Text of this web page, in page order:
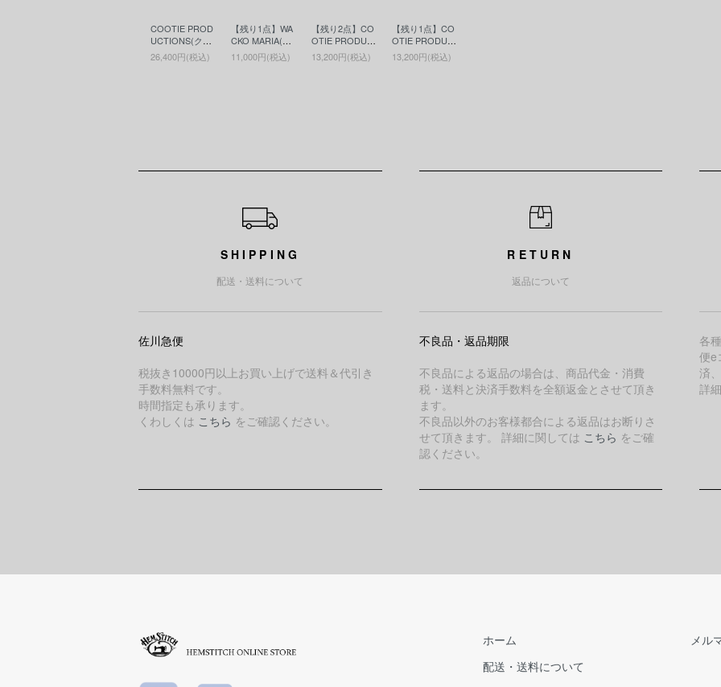
COOTIE PROD
UCTIONS(クー
ティー)Nylon O
x Waist Bag(ウ
26,400円(税込)
【残り1点】WA
CKO MARIA(ワ
コマリア)WASH
ED HEAVY WEI
11,000円(税込)
【残り2点】CO
OTIE PRODUC
TIONS(クーテ
ィー)Print S/S T
13,200円(税込)
【残り1点】CO
OTIE PRODUC
TIONS(クーテ
ィー)Print S/S T
13,200円(税込)
SHIPPING
配送・送料について
佐川急便
税抜き10000円以上お買い上げで送料＆代引き
手数料無料です。
時間指定も承ります。
くわしくは こちら をご確認ください。
RETURN
返品について
不良品・返品期限
不良品による返品の場合は、商品代金・消費
税・送料と決済手数料を全額返金とさせて頂き
ます。
不良品以外のお客様都合による返品はお断りさ
せて頂きます。 詳細に関しては こちら をご確
認ください。
各
便e
済
詳
ホーム
配送・送料について
メル